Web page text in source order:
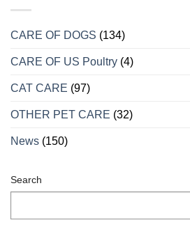
RỒNG
BỆNH
TẠI
CARE OF DOGS (134)
CARE OF US Poultry (4)
CAT CARE (97)
OTHER PET CARE (32)
News (150)
Search